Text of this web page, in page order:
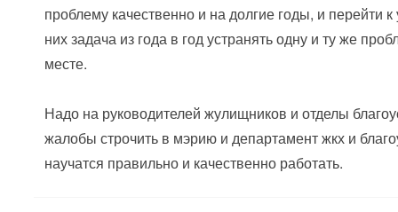
проблему качественно и на долгие годы, и перейти
них задача из года в год устранять одну и ту же
месте.
Надо на руководителей жулищников и отделы
жалобы строчить в мэрию и департамент жкх и
научатся правильно и качественно работать.